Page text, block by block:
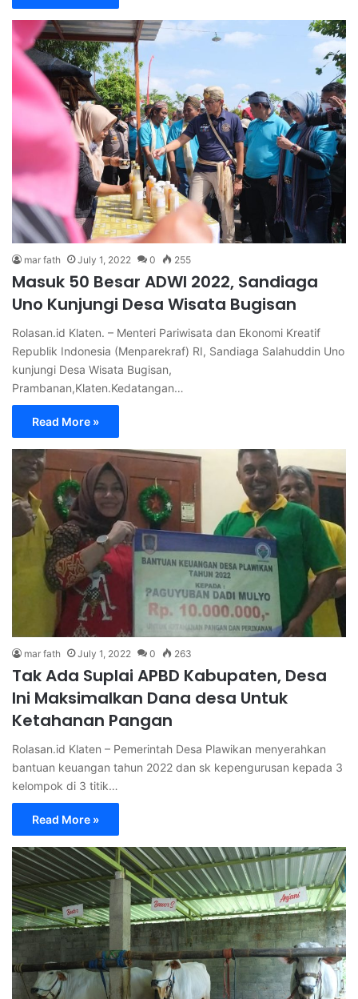
mar fath July 1, 2022 0 255
Masuk 50 Besar ADWI 2022, Sandiaga
Uno Kunjungi Desa Wisata Bugisan
Rolasan.id Klaten. – Menteri Pariwisata dan Ekonomi Kreatif
Republik Indonesia (Menparekraf) RI, Sandiaga Salahuddin Uno
kunjungi Desa Wisata Bugisan,
Prambanan,Klaten.Kedatangan…
Read More »
mar fath July 1, 2022 0 263
Tak Ada Suplai APBD Kabupaten, Desa
Ini Maksimalkan Dana desa Untuk
Ketahanan Pangan
Rolasan.id Klaten – Pemerintah Desa Plawikan menyerahkan
bantuan keuangan tahun 2022 dan sk kepengurusan kepada 3
kelompok di 3 titik…
Read More »